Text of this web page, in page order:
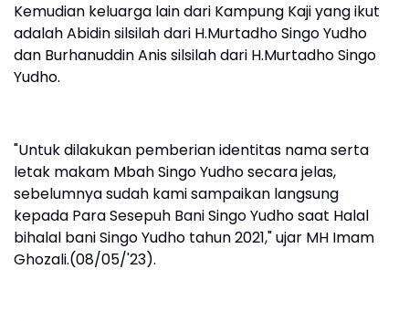
Kemudian keluarga lain dari Kampung Kaji yang ikut
adalah Abidin silsilah dari H.Murtadho Singo Yudho
dan Burhanuddin Anis silsilah dari H.Murtadho Singo
Yudho.
"Untuk dilakukan pemberian identitas nama serta
letak makam Mbah Singo Yudho secara jelas,
sebelumnya sudah kami sampaikan langsung
kepada Para Sesepuh Bani Singo Yudho saat Halal
bihalal bani Singo Yudho tahun 2021," ujar MH Imam
Ghozali.(08/05/'23).